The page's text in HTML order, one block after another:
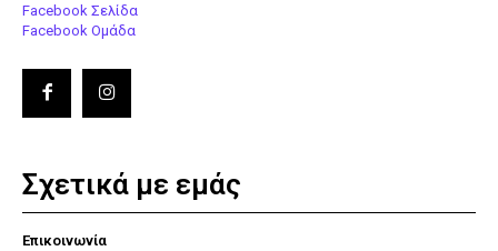
Facebook Σελίδα
Facebook Ομάδα
Σχετικά με εμάς
Επικοινωνία